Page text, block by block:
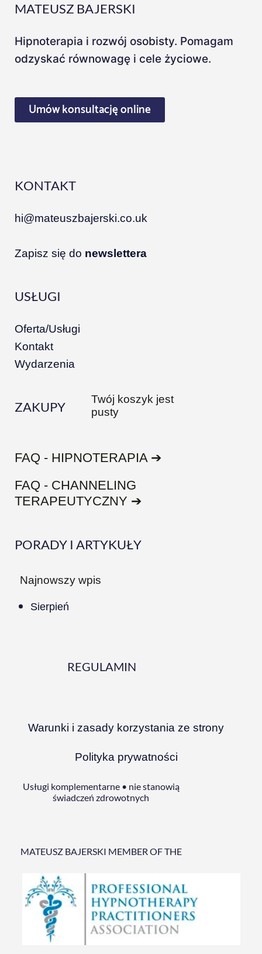
MATEUSZ BAJERSKI
Hipnoterapia i rozwój osobisty. Pomagam
odzyskać równowagę i cele życiowe.
Umów konsultację online
KONTAKT
hi@mateuszbajerski.co.uk
Zapisz się do newslettera
USŁUGI
Oferta/Usługi
Kontakt
Wydarzenia
ZAKUPY
Twój koszyk jest
pusty
FAQ - HIPNOTERAPIA ➔
FAQ - CHANNELING
TERAPEUTYCZNY ➔
PORADY I ARTYKUŁY
Najnowszy wpis
Sierpień
REGULAMIN
Warunki i zasady korzystania ze strony
Polityka prywatności
Usługi komplementarne • nie stanowią
świadczeń zdrowotnych
MATEUSZ BAJERSKI MEMBER OF THE